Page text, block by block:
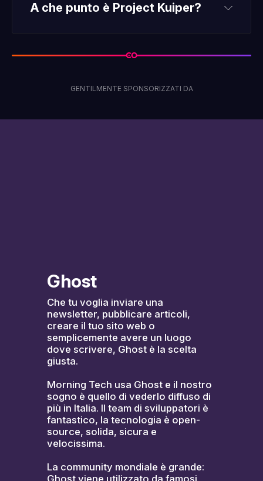
A che punto è Project Kuiper?
solo per supporterGENTILMENTE SPONSORIZZATI DA
Ghost
Che tu voglia inviare una
newsletter, pubblicare articoli,
creare il tuo sito web o
semplicemente avere un luogo
dove scrivere, Ghost è la scelta
giusta.
Morning Tech usa Ghost e il nostro
sogno è quello di vederlo diffuso di
più in Italia. Il team di sviluppatori è
fantastico, la tecnologia è open-
source, solida, sicura e
velocissima.
La community mondiale è grande: